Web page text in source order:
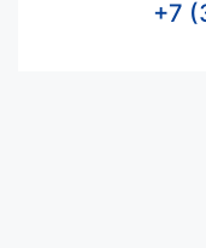
+7